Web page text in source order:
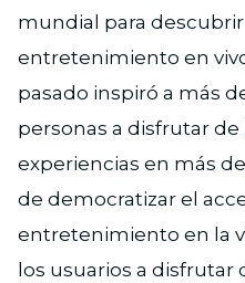
mundial para
entretenimiento en
pasado inspiró a más
personas a disfrutar de
experiencias en más
de democratizar el
entretenimiento en la
los usuarios a disfrutar